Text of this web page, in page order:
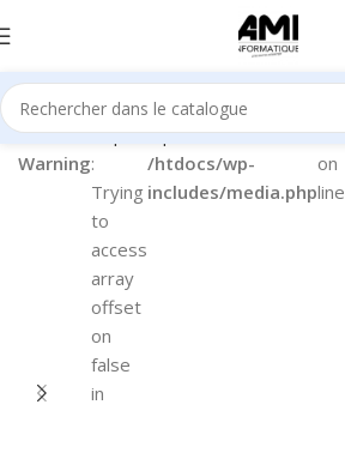
Accueil Périphériques Claviers
Warning:
Trying
to
access
array
offset
on
false
in
/htdocs/wp-
includes/media.php
on
line